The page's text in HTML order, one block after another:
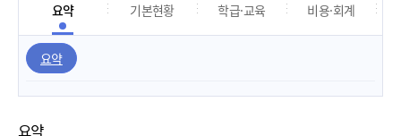
요약 기본현황 학급·교육 비용·회계
요약
요약